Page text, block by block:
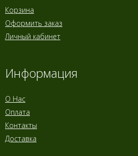
Корзина
Оформить заказ
Личный кабинет
Информация
О Нас
Оплата
Контакты
Доставка